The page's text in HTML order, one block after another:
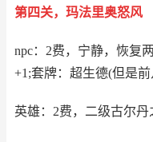
第四关，玛法里奥怒风
npc：2费，宁静，恢复
+1;套牌：超生德(但是
英雄：2费，二级古尔丹